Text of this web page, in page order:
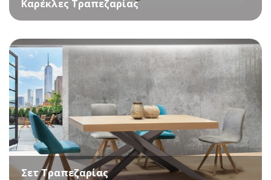
Καρέκλες Τραπεζαρίας
Σετ Τραπεζαρίας